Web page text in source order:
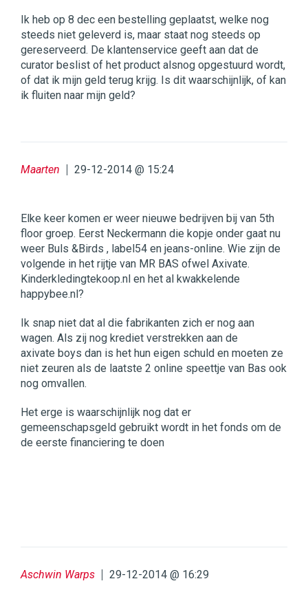
Ik heb op 8 dec een bestelling geplaatst, welke nog
steeds niet geleverd is, maar staat nog steeds op
gereserveerd. De klantenservice geeft aan dat de
curator beslist of het product alsnog opgestuurd wordt,
of dat ik mijn geld terug krijg. Is dit waarschijnlijk, of kan
ik fluiten naar mijn geld?
Maarten 29-12-2014 @ 15:24
Elke keer komen er weer nieuwe bedrijven bij van 5th
floor groep. Eerst Neckermann die kopje onder gaat nu
weer Buls &Birds , label54 en jeans-online. Wie zijn de
volgende in het rijtje van MR BAS ofwel Axivate.
Kinderkledingtekoop.nl en het al kwakkelende
happybee.nl?
Ik snap niet dat al die fabrikanten zich er nog aan
wagen. Als zij nog krediet verstrekken aan de
axivate boys dan is het hun eigen schuld en moeten ze
niet zeuren als de laatste 2 online speettje van Bas ook
nog omvallen.
Het erge is waarschijnlijk nog dat er
gemeenschapsgeld gebruikt wordt in het fonds om de
de eerste financiering te doen
Aschwin Warps 29-12-2014 @ 16:29